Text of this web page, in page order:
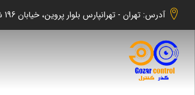
آدرس: تهران - تهرانپارس بلوار پروین، خیابان 196 شرقی،خیابان شادالویی جنوبی کوچه شهابی پلاک 140 واحد 2 -گذر کنترل